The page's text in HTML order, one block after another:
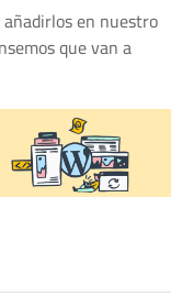
en nuestro
que van a